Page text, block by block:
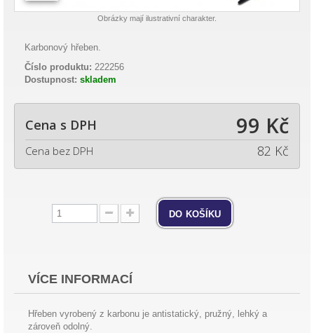
Obrázky mají ilustrativní charakter.
Karbonový hřeben.
Číslo produktu: 222256
Dostupnost: skladem
Cena s DPH 99 Kč
Cena bez DPH 82 Kč
do košíku
VÍCE INFORMACÍ
Hřeben vyrobený z karbonu je antistatický, pružný, lehký a
zároveň odolný.